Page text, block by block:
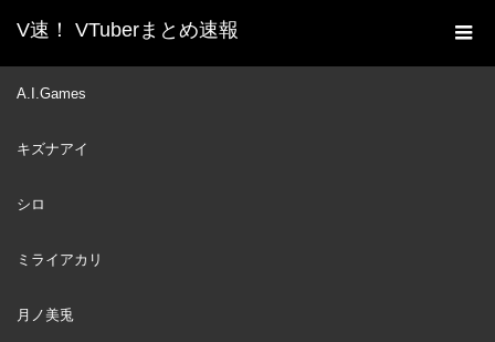
V速！ VTuberまとめ速報
A.I.Games
キズナアイ
シロ
ミライアカリ
月ノ美兎
ホーム
新着動画一覧
10